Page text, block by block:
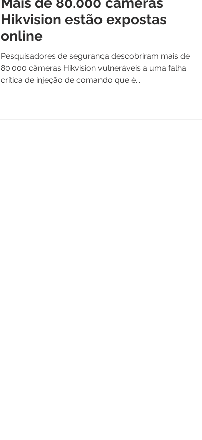
Hikvision estão expostas
online
Pesquisadores de segurança descobriram mais de
80.000 câmeras Hikvision vulneráveis a uma falha
crítica de injeção de comando que é...